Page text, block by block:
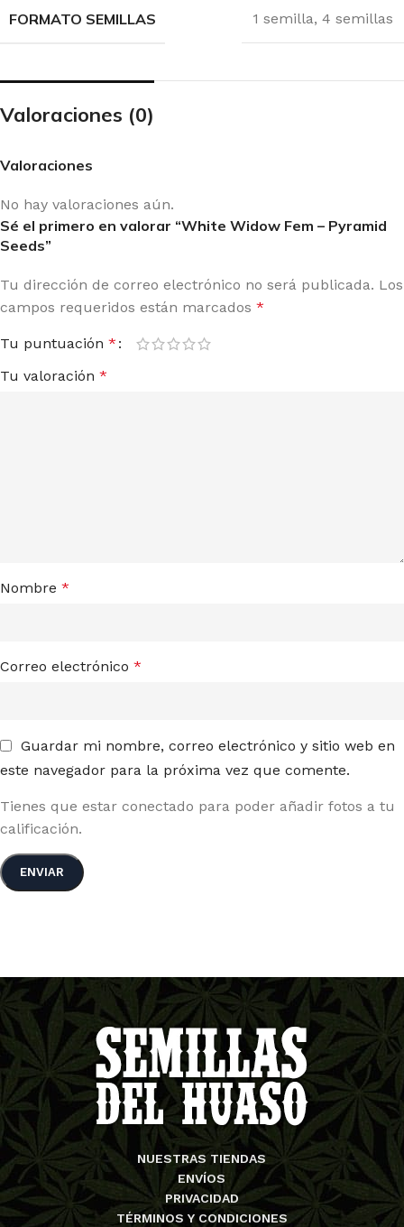
FORMATO SEMILLAS 1 semilla, 4 semillas
Valoraciones (0)
Valoraciones
No hay valoraciones aún.
Sé el primero en valorar “White Widow Fem – Pyramid
Seeds”
Tu dirección de correo electrónico no será publicada. Los
campos requeridos están marcados *
Tu puntuación *
Tu valoración *
Nombre *
Correo electrónico *
Guardar mi nombre, correo electrónico y sitio web en
este navegador para la próxima vez que comente.
Tienes que estar conectado para poder añadir fotos a tu
calificación.
NUESTRAS TIENDAS
ENVÍOS
PRIVACIDAD
TÉRMINOS Y CONDICIONES